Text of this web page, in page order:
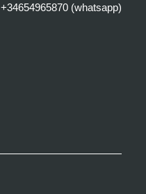
+34654965870 (whatsapp)